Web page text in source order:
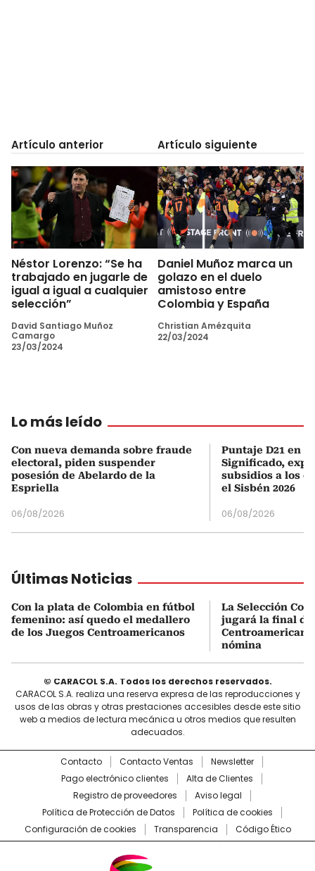
Artículo anterior
Néstor Lorenzo: “Se ha
trabajado en jugarle de
igual a igual a cualquier
selección”
David Santiago Muñoz
Camargo
23/03/2024
Artículo siguiente
Daniel Muñoz marca un
golazo en el duelo
amistoso entre
Colombia y España
Christian Amézquita
22/03/2024
Lo más leído
Con nueva demanda sobre fraude
electoral, piden suspender
posesión de Abelardo de la
Espriella
06/08/2026
Puntaje D21 en
Significado,
subsidios a los
el Sisbén 2026
06/08/2026
Últimas Noticias
Con la plata de Colombia en fútbol
femenino: así quedo el medallero
de los Juegos Centroamericanos
La Selección
jugará la final de
nómina
© CARACOL S.A. Todos los derechos reservados.
CARACOL S.A. realiza una reserva expresa de las reproducciones y
usos de las obras y otras prestaciones accesibles desde este sitio
web a medios de lectura mecánica u otros medios que resulten
adecuados.
Contacto Contacto Ventas
Newsletter
Pago electrónico clientes
Alta de Clientes
Registro de proveedores
Aviso legal
Política de Protección de Datos
Política de cookies
Configuración de cookies
Transparencia Código Ético